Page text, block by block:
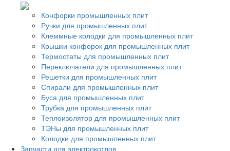
Конфорки промышленных плит
Ручки для промышленных плит
Клеммные колодки для промышленных плит
Крышки конфорок для промышленных плит
Термостаты для промышленных плит
Переключатели для промышленных плит
Решетки для промышленных плит
Спирали для промышленных плит
Буса для промышленных плит
Трубка для промышленных плит
Теплоизолятор для промышленных плит
ТЭНы для промышленных плит
Колодки для промышленных плит
Запчасти для электрокотлов